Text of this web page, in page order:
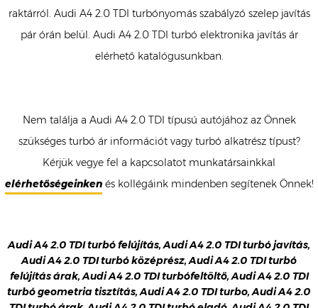
raktárról. Audi A4 2.0 TDI turbónyomás szabályzó szelep javítás
pár órán belül. Audi A4 2.0 TDI turbó elektronika javítás ár
elérhető katalógusunkban.
Nem találja a Audi A4 2.0 TDI típusú autójához az Önnek
szükséges turbó ár információt vagy turbó alkatrész típust?
Kérjük vegye fel a kapcsolatot munkatársainkkal
elérhetőségeinkenés kollégáink mindenben segítenek Önnek!
Audi A4 2.0 TDI turbó felújítás, Audi A4 2.0 TDI turbó javítás,
Audi A4 2.0 TDI turbó középrész, Audi A4 2.0 TDI turbó
felújítás árak, Audi A4 2.0 TDI turbófeltöltő, Audi A4 2.0 TDI
turbó geometria tisztítás, Audi A4 2.0 TDI turbo, Audi A4 2.0